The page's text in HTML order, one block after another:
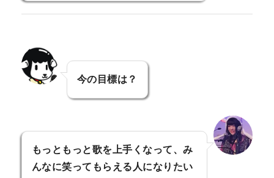
今の目標は？
もっともっと歌を上手くなって、み
んなに笑ってもらえる人になりたい